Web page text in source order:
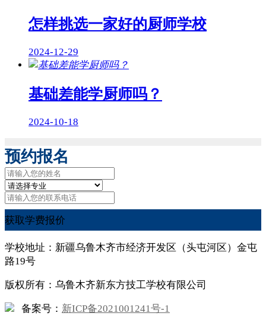
怎样挑选一家好的厨师学校
2024-12-29
基础差能学厨师吗？
2024-10-18
预约报名
获取学费报价
学校地址：新疆乌鲁木齐市经济开发区（头屯河区）金屯
路19号
版权所有：乌鲁木齐新东方技工学校有限公司
备案号： 新ICP备2021001241号-1